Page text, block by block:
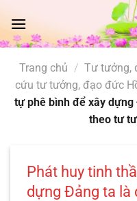
đến
nội
Trang chủ / Tư tưởng,
cứu tư tưởng, đạo đức
tự phê bình để xây
theo tư
Phát huy tinh
dựng Đảng ta là